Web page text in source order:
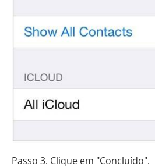
Passo 3. Clique em "Concluído".